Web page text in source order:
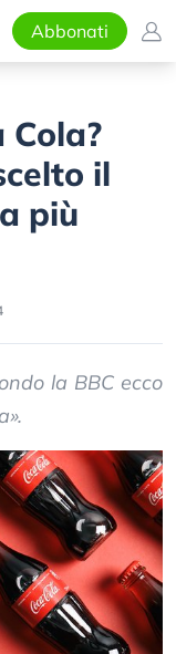
Abbonati
Cola?
il
più
la BBC ecco